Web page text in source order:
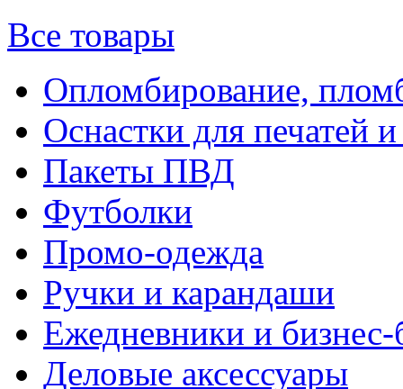
Все товары
Опломбирование,
Оснастки для печатей
Пакеты ПВД
Футболки
Промо-одежда
Ручки и карандаши
Ежедневники и
Деловые аксессуары